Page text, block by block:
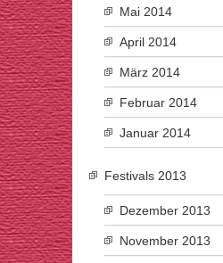
Mai 2014
April 2014
März 2014
Februar 2014
Januar 2014
Festivals 2013
Dezember 2013
November 2013